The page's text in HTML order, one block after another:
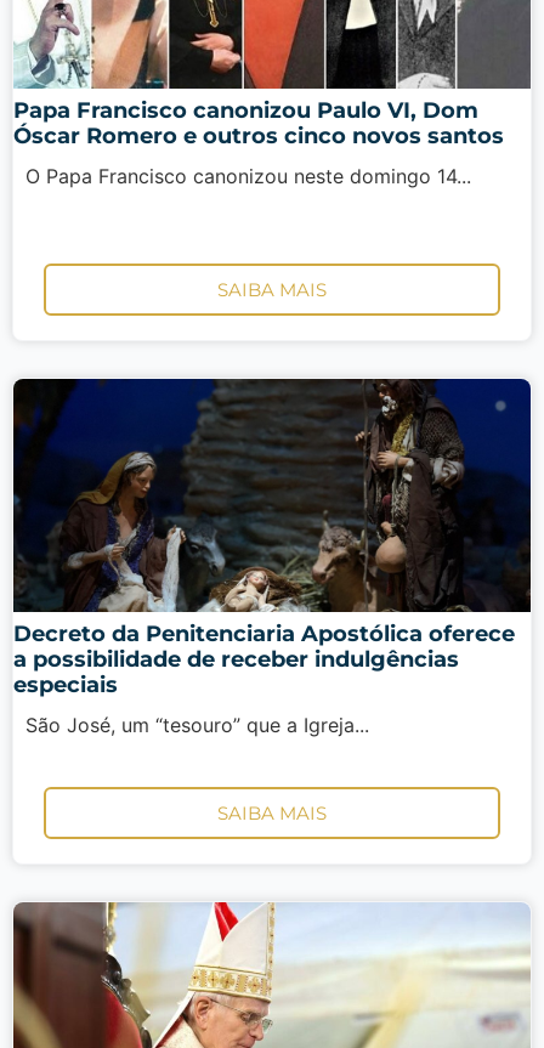
Papa Francisco canonizou Paulo VI, Dom
Óscar Romero e outros cinco novos santos
O Papa Francisco canonizou neste domingo 14...
SAIBA MAIS
Decreto da Penitenciaria Apostólica oferece
a possibilidade de receber indulgências
especiais
São José, um “tesouro” que a Igreja...
SAIBA MAIS